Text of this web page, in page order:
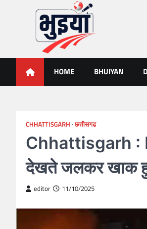
भुइयां, BHUIYAN,
HOME BHUIYAN
CHHATTISGARH छत्तीसगढ
Chhattisgarh :
देखते जलकर खाक
editor 11/10/2025